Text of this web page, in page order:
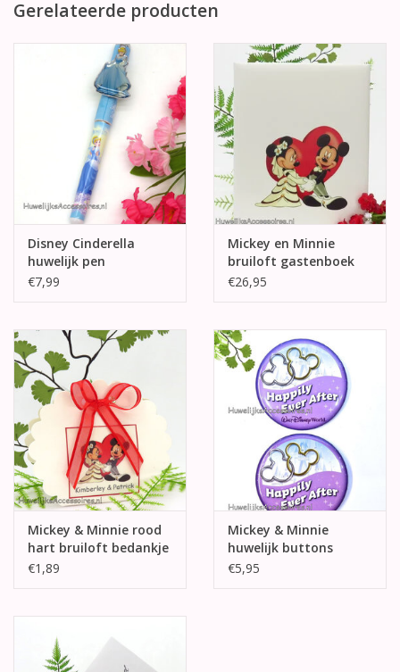
Gerelateerde producten
Disney Cinderella
huwelijk pen
€7,99
Mickey en Minnie
bruiloft gastenboek
€26,95
Mickey & Minnie rood
hart bruiloft bedankje
€1,89
Mickey & Minnie
huwelijk buttons
€5,95